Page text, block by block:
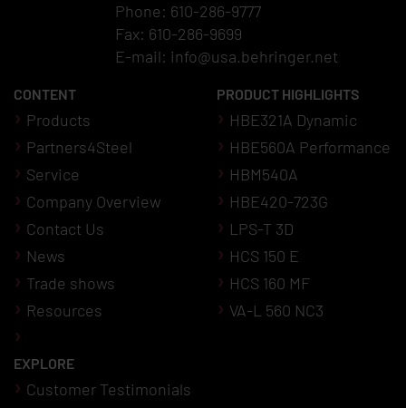
Phone: 610-286-9777
Fax: 610-286-9699
E-mail: info@usa.behringer.net
CONTENT
Products
Partners4Steel
Service
Company Overview
Contact Us
News
Trade shows
Resources
PRODUCT HIGHLIGHTS
HBE321A Dynamic
HBE560A Performance
HBM540A
HBE420-723G
LPS-T 3D
HCS 150 E
HCS 160 MF
VA-L 560 NC3
EXPLORE
Customer Testimonials